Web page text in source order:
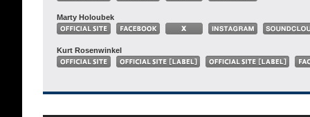
Marty Holoubek
Kurt Rosenwinkel